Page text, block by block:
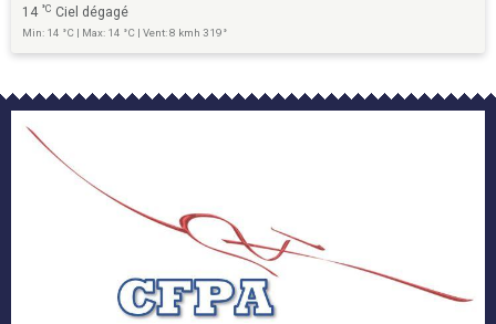
14 °C Ciel dégagé
Min: 14 °C | Max: 14 °C | Vent: 8 kmh 319°